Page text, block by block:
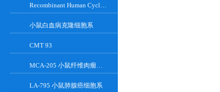
Recombinant Human Cyclin-Dependent Kinase Inhibitor 2A
小鼠白血病克隆细胞系
CMT 93
MCA-205 小鼠纤维肉瘤细胞系
LA-795 小鼠肺腺癌细胞系